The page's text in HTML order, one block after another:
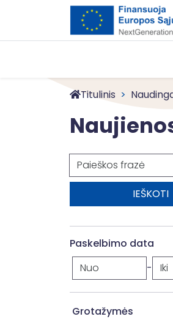
Titulinis
Paieška
Paskelbimo data
-
Grotažymės